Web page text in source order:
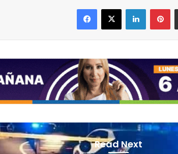
Facebook
X LinkedIn
Read Next